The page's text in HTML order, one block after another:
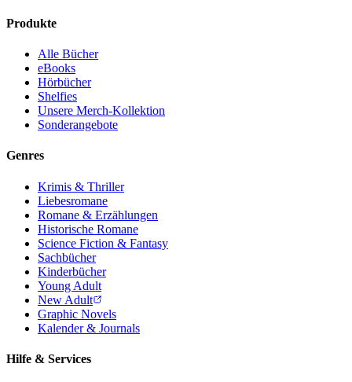
Produkte
Alle Bücher
eBooks
Hörbücher
Shelfies
Unsere Merch-Kollektion
Sonderangebote
Genres
Krimis & Thriller
Liebesromane
Romane & Erzählungen
Historische Romane
Science Fiction & Fantasy
Sachbücher
Kinderbücher
Young Adult
New Adult
Graphic Novels
Kalender & Journals
Hilfe & Services